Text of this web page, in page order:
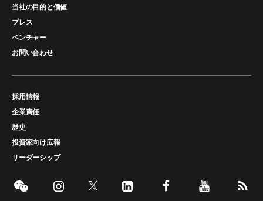
当社の目的と価値
プレス
ベンチャー
お問い合わせ
採用情報
企業責任
歴史
投資家向け広報
リーダーシップ